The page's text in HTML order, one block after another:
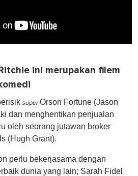
ini merupakan filem
superOrson Fortune (Jason
dan menghentikan penjualan
oleh seorang jutawan broker
(Hugh Grant).
perlu bekerjasama dengan
dunia yang lain; Sarah Fidel